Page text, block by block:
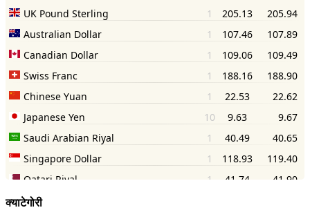
क्याटेगोरी